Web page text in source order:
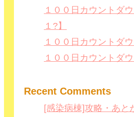
１００日カウントダ
１?】
１００日カウントダウ
１００日カウントダウ
Recent Comments
[感染病棟]攻略・あと